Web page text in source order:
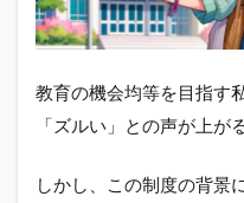
と始
まり
無償
化の
る私
教育の機会均等を目指す
「ズルい」との声が上が
しかし、この制度の背景